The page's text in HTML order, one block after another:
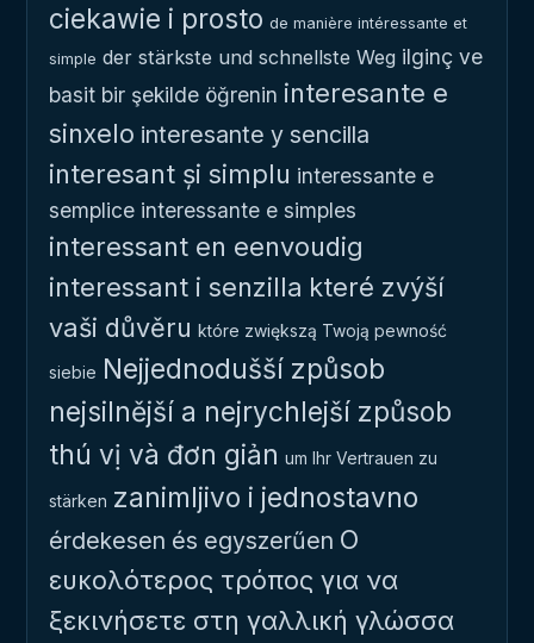
ciekawie i prosto de manière intéressante et
simple der stärkste und schnellste Weg ilginç ve
basit bir şekilde öğrenin interesante e
sinxelo interesante y sencilla
interesant și simplu interessante e
semplice interessante e simples
interessant en eenvoudig
interessant i senzilla které zvýší
vaši důvěru które zwiększą Twoją pewność
siebie Nejjednodušší způsob
nejsilnější a nejrychlejší způsob
thú vị và đơn giản um Ihr Vertrauen zu
stärken zanimljivo i jednostavno
érdekesen és egyszerűen Ο
ευκολότερος τρόπος για να
ξεκινήσετε στη γαλλική γλώσσα